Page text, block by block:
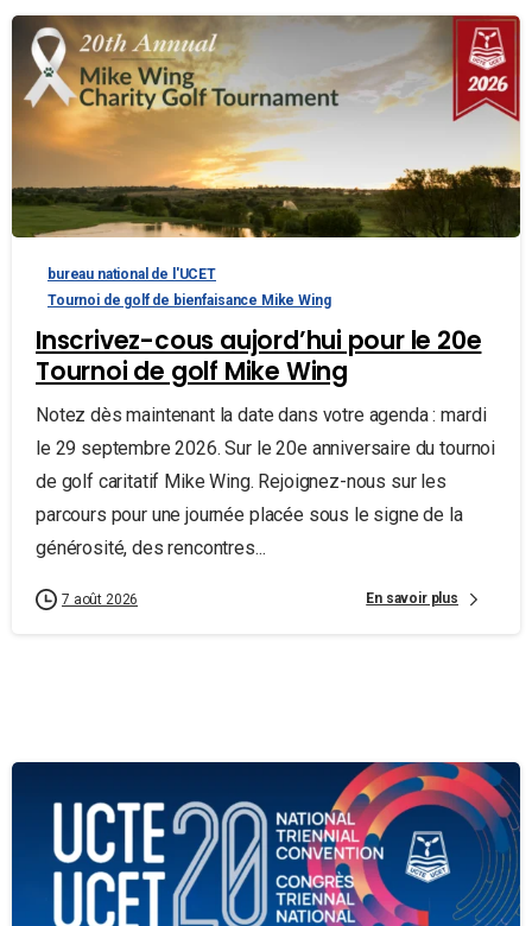
bureau national de l'UCET
Tournoi de golf de bienfaisance Mike Wing
Inscrivez-cous aujord’hui pour le 20e
Tournoi de golf Mike Wing
Notez dès maintenant la date dans votre agenda : mardi
le 29 septembre 2026. Sur le 20e anniversaire du tournoi
de golf caritatif Mike Wing. Rejoignez-nous sur les
parcours pour une journée placée sous le signe de la
générosité, des rencontres...
7 août 2026 En savoir plus